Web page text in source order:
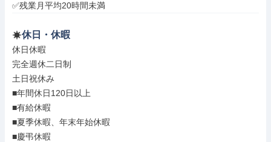
✅残業月平均20時間未満
休日・休暇
休日休暇
完全週休二日制
土日祝休み
■年間休日120日以上
■有給休暇
■夏季休暇、年末年始休暇
■慶弔休暇